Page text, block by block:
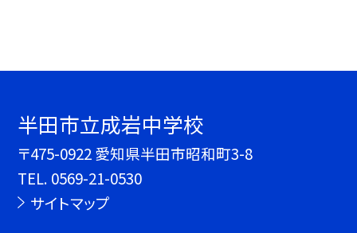
半田市立成岩中学校
〒475-0922 愛知県半田市昭和町3-8
TEL. 0569-21-0530
サイトマップ